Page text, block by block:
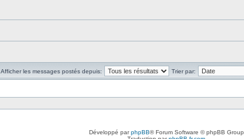
Afficher les messages postés depuis:
Trier par:
Développé parphpBB® Forum Software © phpBB Group